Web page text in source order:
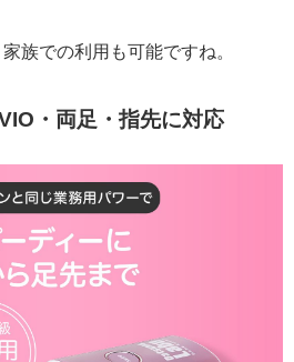
族での利用も可能ですね。
・両足・指先に対応